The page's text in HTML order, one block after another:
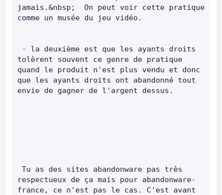
jamais.&nbsp;  On peut voir cette pratique
comme un musée du jeu vidéo.
tolèrent souvent ce genre de pratique
quand le produit n'est plus vendu et donc
que les ayants droits ont abandonné tout
envie de gagner de l'argent dessus.
respectueux de ça mais pour abandonware-
france, ce n'est pas le cas. C'est avant